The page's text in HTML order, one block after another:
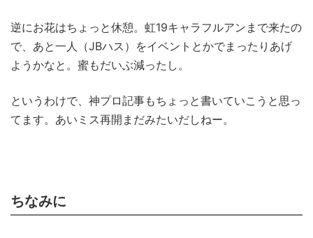
逆にお花はちょっと休憩。虹19キャラフルアンまで来たの
で、あと一人（JBハス）をイベントとかでまったりあげ
ようかなと。蜜もだいぶ減ったし。
というわけで、神プロ記事もちょっと書いていこうと思っ
てます。あいミス再開まだみたいだしねー。
ちなみに